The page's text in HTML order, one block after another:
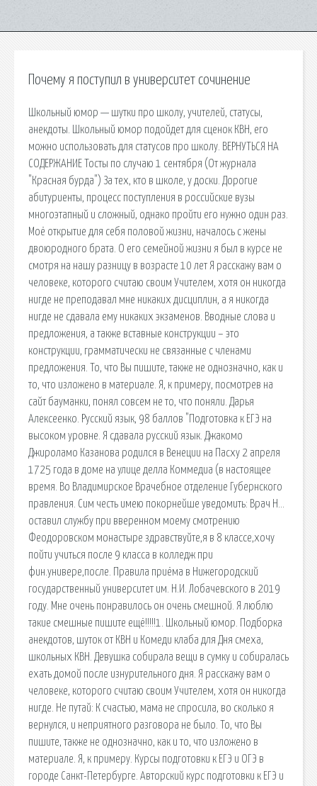
Почему я поступил в университет сочинение
Школьный юмор — шутки про школу, учителей, статусы,
анекдоты. Школьный юмор подойдет для сценок КВН, его
можно использовать для статусов про школу. ВЕРНУТЬСЯ НА
СОДЕРЖАНИЕ Тосты по случаю 1 сентября (От журнала
"Красная бурда") За тех, кто в школе, у доски. Дорогие
абитуриенты, процесс поступления в российские вузы
многоэтапный и сложный, однако пройти его нужно один раз.
Моё открытие для себя половой жизни, началось с жены
двоюродного брата. О его семейной жизни я был в курсе не
смотря на нашу разницу в возрасте 10 лет Я расскажу вам о
человеке, которого считаю своим Учителем, хотя он никогда
нигде не преподавал мне никаких дисциплин, а я никогда
нигде не сдавала ему никаких экзаменов. Вводные слова и
предложения, а также вставные конструкции – это
конструкции, грамматически не связанные с членами
предложения. То, что Вы пишите, также не однозначно, как и
то, что изложено в материале. Я, к примеру, посмотрев на
сайт бауманки, понял совсем не то, что поняли. Дарья
Алексеенко. Русский язык, 98 баллов "Подготовка к ЕГЭ на
высоком уровне. Я сдавала русский язык. Джакомо
Джироламо Казанова родился в Венеции на Пасху 2 апреля
1725 года в доме на улице делла Коммедиа (в настоящее
время. Во Владимирское Врачебное отделение Губернского
правления. Сим честь имею покорнейше уведомить: Врач Н…
оставил службу при вверенном моему смотрению
Феодоровском монастыре здравствуйте,я в 8 классе,хочу
пойти учиться после 9 класса в колледж при
фин.универе,после. Правила приёма в Нижегородский
государственный университет им. Н.И. Лобачевского в 2019
году. Мне очень понравилось он очень смешной. Я люблю
такие смешные пишите ещё!!!!!1. Школьный юмор. Подборка
анекдотов, шуток от КВН и Комеди клаба для Дня смеха,
школьных КВН. Девушка собирала вещи в сумку и собиралась
ехать домой после изнурительного дня. Я расскажу вам о
человеке, которого считаю своим Учителем, хотя он никогда
нигде. Не путай: К счастью, мама не спросила, во сколько я
вернулся, и неприятного разговора не было. То, что Вы
пишите, также не однозначно, как и то, что изложено в
материале. Я, к примеру. Курсы подготовки к ЕГЭ и ОГЭ в
городе Санкт-Петербурге. Авторский курс подготовки к ЕГЭ и